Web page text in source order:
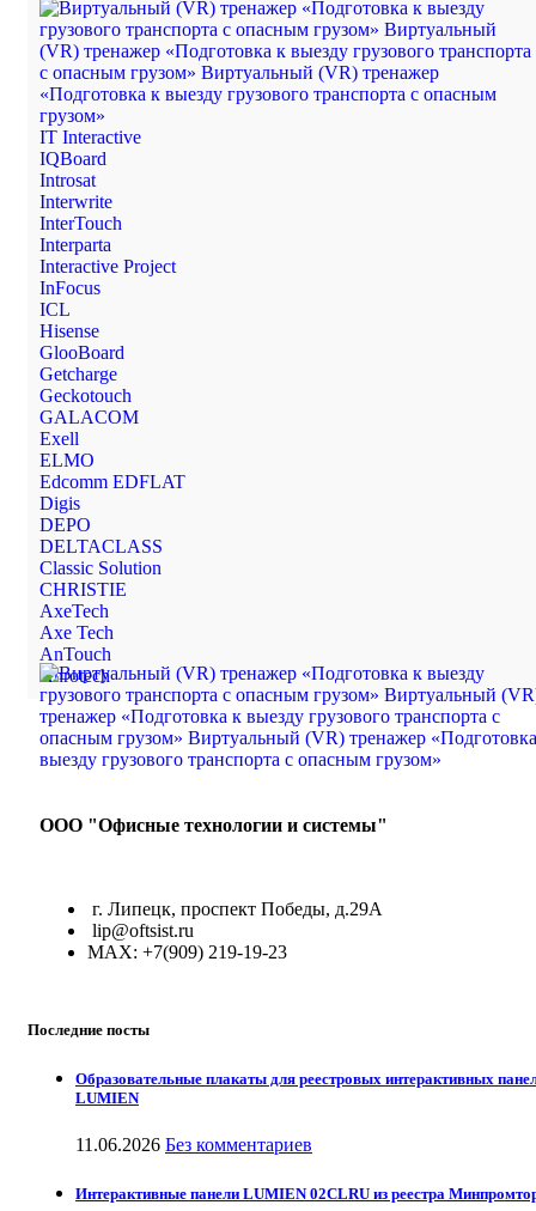
IT Interactive
IQBoard
Introsat
Interwrite
InterTouch
Interparta
Interactive Project
InFocus
ICL
Hisense
GlooBoard
Getcharge
Geckotouch
GALACOM
Exell
ELMO
Edcomm EDFLAT
Digis
DEPO
DELTACLASS
Classic Solution
CHRISTIE
AxeTech
Axe Tech
AnTouch
Anrotech
ООО "Офисные технологии и системы"
г. Липецк, проспект Победы, д.29А
lip@oftsist.ru
МАХ: +7(909) 219-19-23
Последние посты
Образовательные плакаты для реестровых интерактивных
LUMIEN
11.06.2026 Без комментариев
Интерактивные панели LUMIEN 02CLRU из реестра